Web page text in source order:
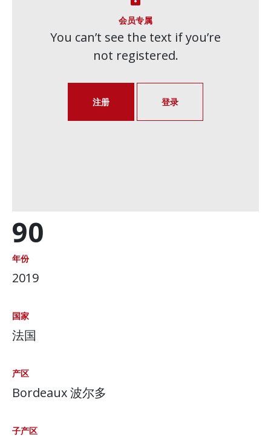
90
年份
2019
国家
法国
产区
Bordeaux 波尔多
子产区
会员专属
You can’t see the text if you’re
not registered.
注册 登录